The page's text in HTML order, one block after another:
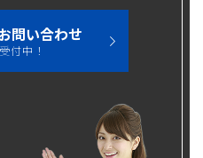
問い合わせ
付中！